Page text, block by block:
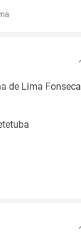
de Lima Fonseca